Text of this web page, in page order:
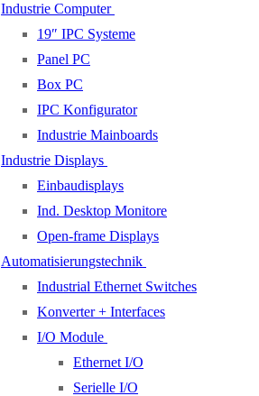
Industrie Computer
19″ IPC Systeme
Panel PC
Box PC
IPC Konfigurator
Industrie Mainboards
Industrie Displays
Einbaudisplays
Ind. Desktop Monitore
Open-frame Displays
Automatisierungstechnik
Industrial Ethernet Switches
Konverter + Interfaces
I/O Module
Ethernet I/O
Serielle I/O